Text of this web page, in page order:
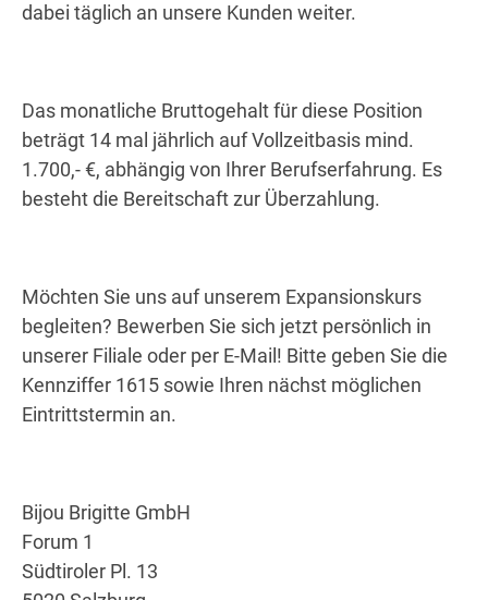
dabei täglich an unsere Kunden weiter.
Das monatliche Bruttogehalt für diese Position
beträgt 14 mal jährlich auf Vollzeitbasis mind.
1.700,- €, abhängig von Ihrer Berufserfahrung. Es
besteht die Bereitschaft zur Überzahlung.
Möchten Sie uns auf unserem Expansionskurs
begleiten? Bewerben Sie sich jetzt persönlich in
unserer Filiale oder per E-Mail! Bitte geben Sie die
Kennziffer 1615 sowie Ihren nächst möglichen
Eintrittstermin an.
Bijou Brigitte GmbH
Forum 1
Südtiroler Pl. 13